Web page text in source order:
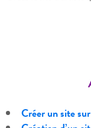
Créer un site